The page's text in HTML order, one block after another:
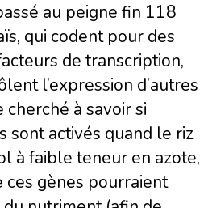
au peigne fin 118
qui codent pour des
de transcription,
l’expression d’autres
à savoir si
sont activés quand le riz
à faible teneur en azote,
ces gènes pourraient